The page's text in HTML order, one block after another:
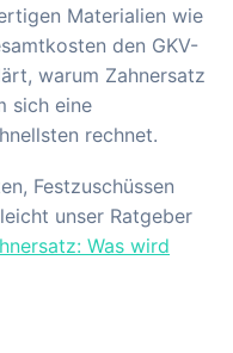
Materialien wie
den GKV-
warum Zahnersatz
sich eine
rechnet.
Festzuschüssen
unser Ratgeber
Was wird